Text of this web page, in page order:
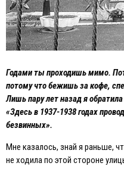
Годами ты проходишь мимо.
потому что бежишь за кофе,
Лишь пару лет назад я
«Здесь в 1937-1938 годах
безвинных».
Мне казалось, знай я раньше,
не ходила по этой стороне